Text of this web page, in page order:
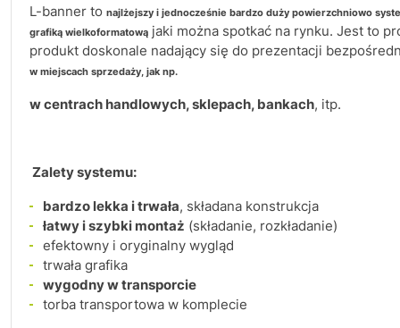
L-banner to najlżejszy i jednocześnie bardzo duży powierzchniowo
grafiką wielkoformatową jaki można spotkać na rynku. Jest to
produkt doskonale nadający się do prezentacji
w miejscach sprzedaży, jak np.
w centrach handlowych, sklepach, bankach, itp.
Zalety systemu:
bardzo lekka i trwała, składana konstrukcja
łatwy i szybki montaż (składanie, rozkładanie)
efektowny i oryginalny wygląd
trwała grafika
wygodny w transporcie
torba transportowa w komplecie